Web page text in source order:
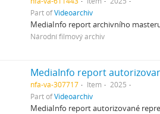
Part ofVideoarchiv
MediaInfo report archivního
Národní filmový archiv
MediaInfo report
nfa-va-307717 Item
2025
Part ofVideoarchiv
MediaInfo report autorizované